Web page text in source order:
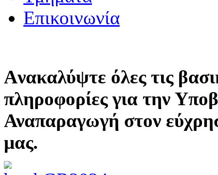
Επικοινωνία
Aνακαλύψτε όλες τις
πληροφορίες για την
Αναπαραγωγή στον
μας.